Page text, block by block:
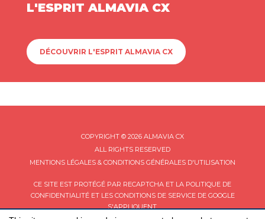
L'ESPRIT ALMAVIA CX
DÉCOUVRIR L'ESPRIT ALMAVIA CX
COPYRIGHT © 2026 ALMAVIA CX
ALL RIGHTS RESERVED
MENTIONS LÉGALES & CONDITIONS GÉNÉRALES D'UTILISATION
CE SITE EST PROTÉGÉ PAR RECAPTCHA ET LA POLITIQUE DE
CONFIDENTIALITÉET LES CONDITIONS DE SERVICEDE GOOGLE
S'APPLIQUENT.